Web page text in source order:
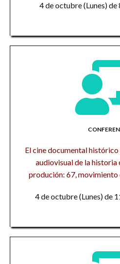
4 de octubre (Lunes) de
El cine documental
audiovisual de la historia
produción: 67, movimiento
4 de octubre (Lunes) de